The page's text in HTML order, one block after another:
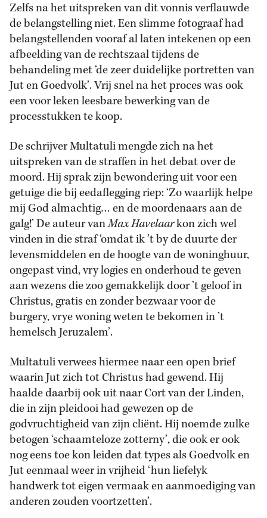
Zelfs na het uitspreken van dit vonnis verflauwde
de belangstelling niet. Een slimme fotograaf had
belangstellenden vooraf al laten intekenen op een
afbeelding van de rechtszaal tijdens de
behandeling met ‘de zeer duidelijke portretten van
Jut en Goedvolk’. Vrij snel na het proces was ook
een voor leken leesbare bewerking van de
processtukken te koop.
De schrijver Multatuli mengde zich na het
uitspreken van de straffen in het debat over de
moord. Hij sprak zijn bewondering uit voor een
getuige die bij eedaflegging riep: ‘Zo waarlijk helpe
mij God almachtig… en de moordenaars aan de
galg!’ De auteur vanMax Havelaarkon zich wel
vinden in die straf ‘omdat ik ’t by de duurte der
levensmiddelen en de hoogte van de woninghuur,
ongepast vind, vry logies en onderhoud te geven
aan wezens die zoo gemakkelijk door ’t geloof in
Christus, gratis en zonder bezwaar voor de
burgery, vrye woning weten te bekomen in ’t
hemelsch Jeruzalem’.
Multatuli verwees hiermee naar een open brief
waarin Jut zich tot Christus had gewend. Hij
haalde daarbij ook uit naar Cort van der Linden,
die in zijn pleidooi had gewezen op de
godvruchtigheid van zijn cliënt. Hij noemde zulke
betogen ‘schaamteloze zotterny’, die ook er ook
nog eens toe kon leiden dat types als Goedvolk en
Jut eenmaal weer in vrijheid ‘hun liefelyk
handwerk tot eigen vermaak en aanmoediging van
anderen zouden voortzetten’.